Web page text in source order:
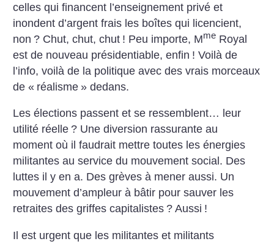
celles qui financent l’enseignement privé et
inondent d’argent frais les boîtes qui licencient,
non ? Chut, chut, chut ! Peu importe, Mme Royal
est de nouveau présidentiable, enfin ! Voilà de
l’info, voilà de la politique avec des vrais morceaux
de « réalisme » dedans.
Les élections passent et se ressemblent… leur
utilité réelle ? Une diversion rassurante au
moment où il faudrait mettre toutes les énergies
militantes au service du mouvement social. Des
luttes il y en a. Des grèves à mener aussi. Un
mouvement d’ampleur à bâtir pour sauver les
retraites des griffes capitalistes ? Aussi !
Il est urgent que les militantes et militants